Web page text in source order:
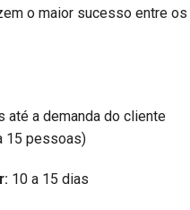
o maior sucesso entre os
até a demanda do cliente
15 pessoas)
10 a 15 dias